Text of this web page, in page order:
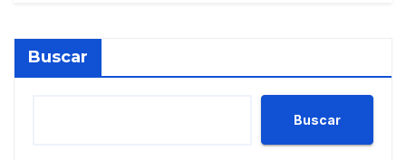
Buscar
Buscar